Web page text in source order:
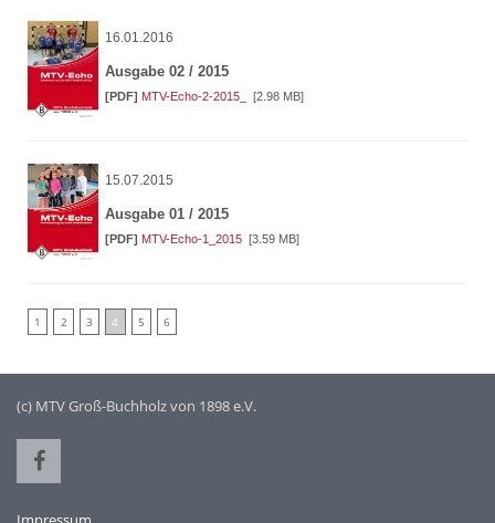
16.01.2016
Ausgabe 02 / 2015
[PDF] MTV-Echo-2-2015_ [2.98 MB]
15.07.2015
Ausgabe 01 / 2015
[PDF] MTV-Echo-1_2015 [3.59 MB]
1 2 3 4 5 6
(c) MTV Groß-Buchholz von 1898 e.V.